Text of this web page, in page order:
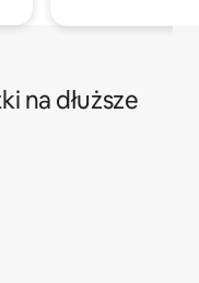
na dłuższe